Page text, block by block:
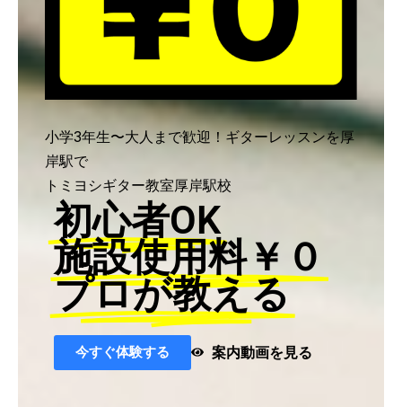
小学3年生〜大人まで歓迎！ギターレッスンを厚
岸駅で
トミヨシギター教室厚岸駅校
初心者OK
施設使用料￥０
プロが教える
今すぐ体験する 案内動画を見る